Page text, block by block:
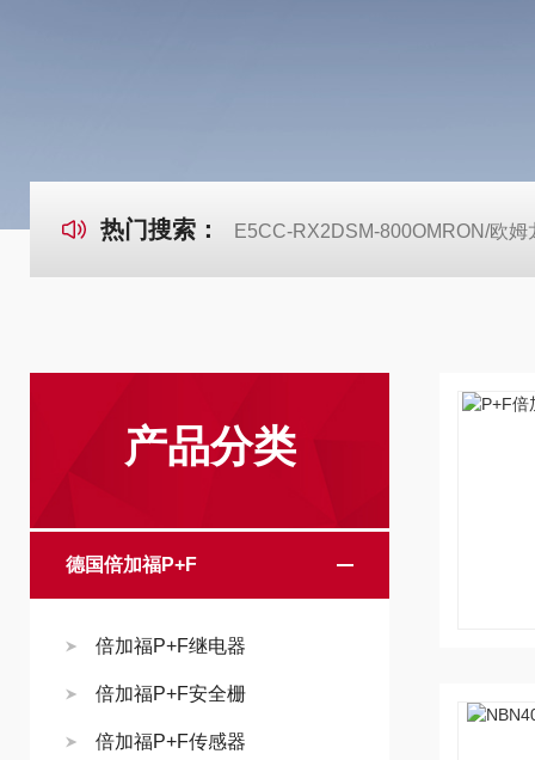
热门搜索： E5CC-RX2DSM-800OMRON/欧
产品分类
德国倍加福P+F
倍加福P+F继电器
倍加福P+F安全栅
倍加福P+F传感器